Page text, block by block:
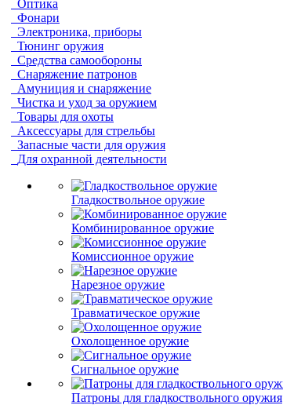
Оптика
Фонари
Электроника, приборы
Тюнинг оружия
Средства самообороны
Снаряжение патронов
Амуниция и снаряжение
Чистка и уход за оружием
Товары для охоты
Аксессуары для стрельбы
Запасные части для оружия
Для охранной деятельности
Гладкоствольное оружие
Комбинированное оружие
Комиссионное оружие
Нарезное оружие
Травматическое оружие
Охолощенное оружие
Сигнальное оружие
Патроны для гладкоствольного оружия